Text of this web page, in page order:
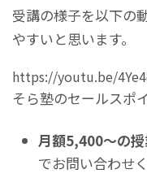
受講の様子を以下の
やすいと思います。
https://youtu.be/
そら塾のセールスポ
月額5,400～の
でお問い合わせ